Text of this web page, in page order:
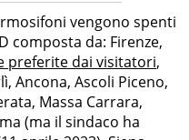
vengono spenti
composta da: Firenze,
preferite dai visitatori,
Ancona, Ascoli Piceno,
Massa Carrara,
(ma il sindaco ha